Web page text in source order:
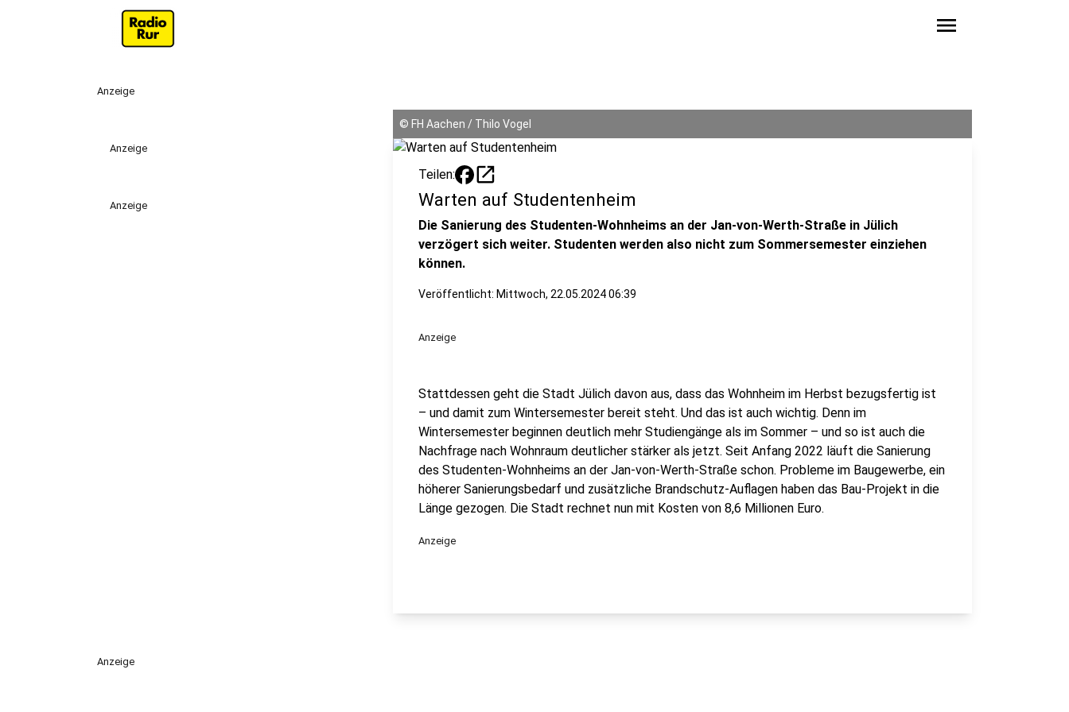
menu
Anzeige
Anzeige
Anzeige
© FH Aachen / Thilo Vogel
Teilen: open_in_new
Warten auf Studentenheim
Die Sanierung des Studenten-Wohnheims an der Jan-von-Werth-Straße in Jülich
verzögert sich weiter. Studenten werden also nicht zum Sommersemester einziehen
können.
Veröffentlicht: Mittwoch, 22.05.2024 06:39
Anzeige
Stattdessen geht die Stadt Jülich davon aus, dass das Wohnheim im Herbst bezugsfertig ist
– und damit zum Wintersemester bereit steht. Und das ist auch wichtig. Denn im
Wintersemester beginnen deutlich mehr Studiengänge als im Sommer – und so ist auch die
Nachfrage nach Wohnraum deutlicher stärker als jetzt. Seit Anfang 2022 läuft die Sanierung
des Studenten-Wohnheims an der Jan-von-Werth-Straße schon. Probleme im Baugewerbe, ein
höherer Sanierungsbedarf und zusätzliche Brandschutz-Auflagen haben das Bau-Projekt in die
Länge gezogen. Die Stadt rechnet nun mit Kosten von 8,6 Millionen Euro.
Anzeige
Anzeige